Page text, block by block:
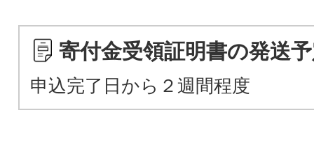
寄付金受領証明書の発送
申込完了日から２週間程度